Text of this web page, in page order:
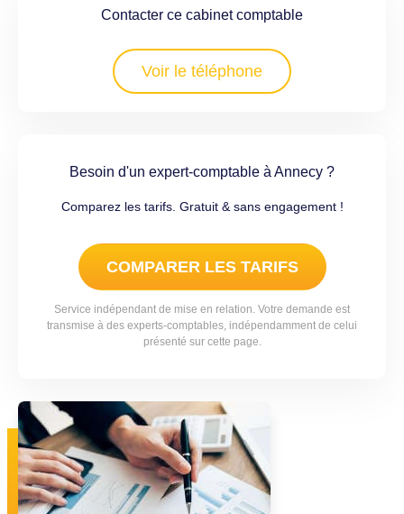
Contacter ce cabinet comptable
Voir le téléphone
Besoin d'un expert-comptable à Annecy ?
Comparez les tarifs. Gratuit & sans engagement !
COMPARER LES TARIFS
Service indépendant de mise en relation. Votre demande est
transmise à des experts-comptables, indépendamment de celui
présenté sur cette page.